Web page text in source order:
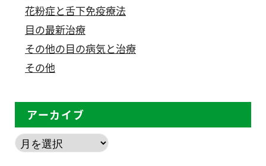
花粉症と舌下免疫療法
目の最新治療
その他の目の病気と治療
その他
アーカイブ